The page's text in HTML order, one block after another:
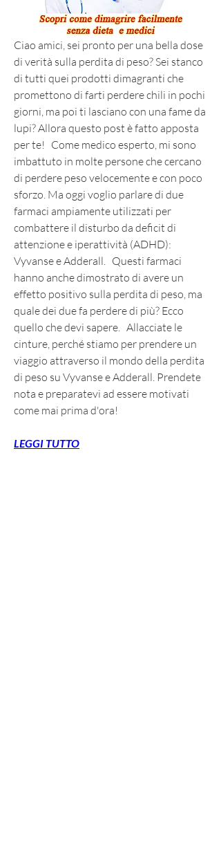
Ciao amici, sei pronto per una bella dose
di verità sulla perdita di peso? Sei stanco
di tutti quei prodotti dimagranti che
promettono di farti perdere chili in pochi
giorni, ma poi ti lasciano con una fame da
lupi? Allora questo post è fatto apposta
per te!   Come medico esperto, mi sono
imbattuto in molte persone che cercano
di perdere peso velocemente e con poco
sforzo. Ma oggi voglio parlare di due
farmaci ampiamente utilizzati per
combattere il disturbo da deficit di
attenzione e iperattività (ADHD):
Vyvanse e Adderall.   Questi farmaci
hanno anche dimostrato di avere un
effetto positivo sulla perdita di peso, ma
quale dei due fa perdere di più? Ecco
quello che devi sapere.   Allacciate le
cinture, perché stiamo per prendere un
viaggio attraverso il mondo della perdita
di peso su Vyvanse e Adderall. Prendete
nota e preparatevi ad essere motivati
come mai prima d'ora!
LEGGI TUTTO